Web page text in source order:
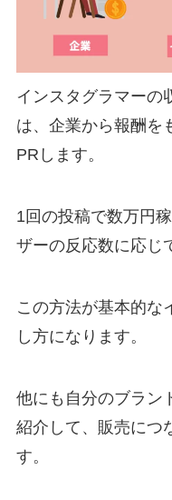
インスタグラマーの
は、企業から報酬を
PRします。
1回の投稿で数万円
ザーの反応数に応じ
この方法が基本的な
し方になります。
他にも自分のブラン
紹介して、販売につ
す。